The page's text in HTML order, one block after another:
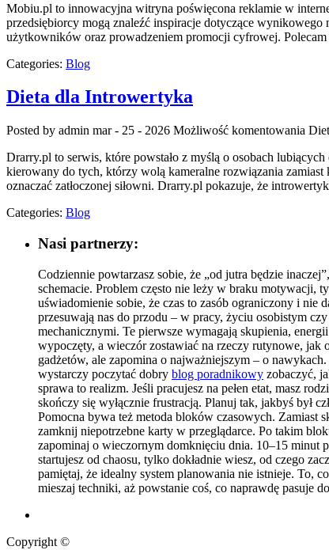
Mobiu.pl to innowacyjna witryna poświęcona reklamie w
przedsiębiorcy mogą znaleźć inspiracje dotyczące
użytkowników oraz prowadzeniem promocji cyfrowej.
Categories: Blog
Dieta dla Introwertyka
Posted by admin mar - 25 - 2026 Możliwość komentowania
Drarry.pl to serwis, które powstało z myślą o osobach
kierowany do tych, którzy wolą kameralne rozwiązania
oznaczać zatłoczonej siłowni. Drarry.pl pokazuje, że
Categories: Blog
Nasi partnerzy:
Codziennie powtarzasz sobie, że „od jutra będzie
schemacie. Problem często nie leży w braku motywacji,
uświadomienie sobie, że czas to zasób ograniczony i nie
przesuwają nas do przodu – w pracy, życiu osobistym
mechanicznymi. Te pierwsze wymagają skupienia,
wypoczęty, a wieczór zostawiać na rzeczy rutynowe,
gadżetów, ale zapomina o najważniejszym – o
wystarczy poczytać dobry blog poradnikowy zobaczyć,
sprawa to realizm. Jeśli pracujesz na pełen etat, masz
skończy się wyłącznie frustracją. Planuj tak, jakbyś był
Pomocna bywa też metoda bloków czasowych. Zamiast
zamknij niepotrzebne karty w przeglądarce. Po takim
zapominaj o wieczornym domknięciu dnia. 10–15 minut
startujesz od chaosu, tylko dokładnie wiesz, od czego
pamiętaj, że idealny system planowania nie istnieje. To,
mieszaj techniki, aż powstanie coś, co naprawdę pasuje
Copyright ©